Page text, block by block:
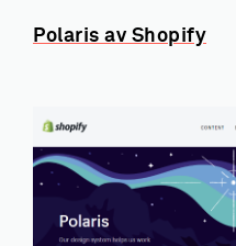
Polaris av Shopify